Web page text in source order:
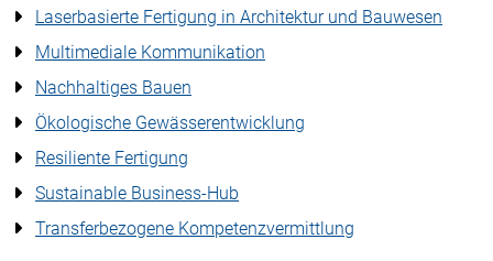
Laserbasierte Fertigung in Architektur und Bauwesen
Multimediale Kommunikation
Nachhaltiges Bauen
Ökologische Gewässerentwicklung
Resiliente Fertigung
Sustainable Business-Hub
Transferbezogene Kompetenzvermittlung